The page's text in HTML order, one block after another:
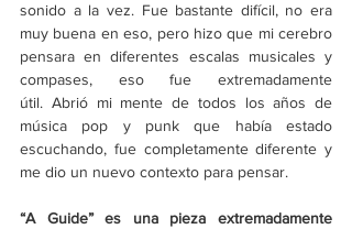
sonido a la vez. Fue bastante difícil, no era
muy buena en eso, pero hizo que mi cerebro
pensara en diferentes escalas musicales y
compases, eso fue extremadamente
útil. Abrió mi mente de todos los años de
música pop y punk que había estado
escuchando, fue completamente diferente y
me dio un nuevo contexto para pensar.
“A Guide” es una pieza extremadamente